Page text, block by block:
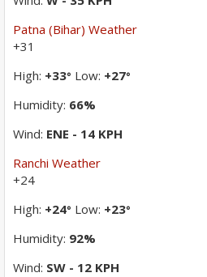
Patna (Bihar) Weather
+31
High: +33° Low: +27°
Humidity: 66%
Wind: ENE - 14 KPH
Ranchi Weather
+24
High: +24° Low: +23°
Humidity: 92%
Wind: SW - 12 KPH